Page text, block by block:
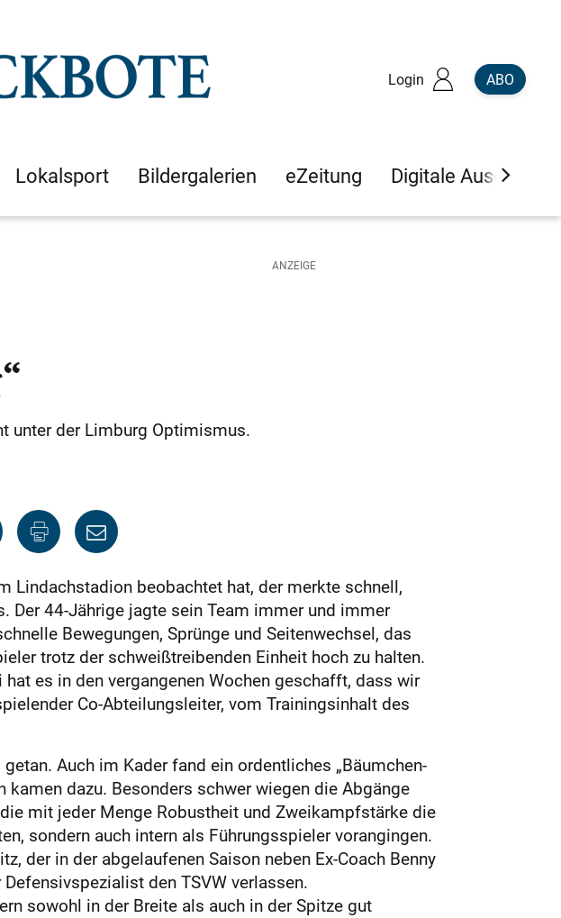
Login ABO
Lokalsport Bildergalerien eZeitung Digitale Ausgaben
unter der Limburg Optimismus.
Lindachstadion beobachtet hat, der merkte schnell,
Der 44-Jährige jagte sein Team immer und immer
Bewegungen, Sprünge und Seitenwechsel, das
trotz der schweißtreibenden Einheit hoch zu halten.
es in den vergangenen Wochen geschafft, dass wir
Co-Abteilungsleiter, vom Trainingsinhalt des
Auch im Kader fand ein ordentliches „Bäumchen-
dazu. Besonders schwer wiegen die Abgänge
mit jeder Menge Robustheit und Zweikampfstärke die
sondern auch intern als Führungsspieler vorangingen.
der in der abgelaufenen Saison neben Ex-Coach Benny
den TSVW verlassen.
sowohl in der Breite als auch in der Spitze gut